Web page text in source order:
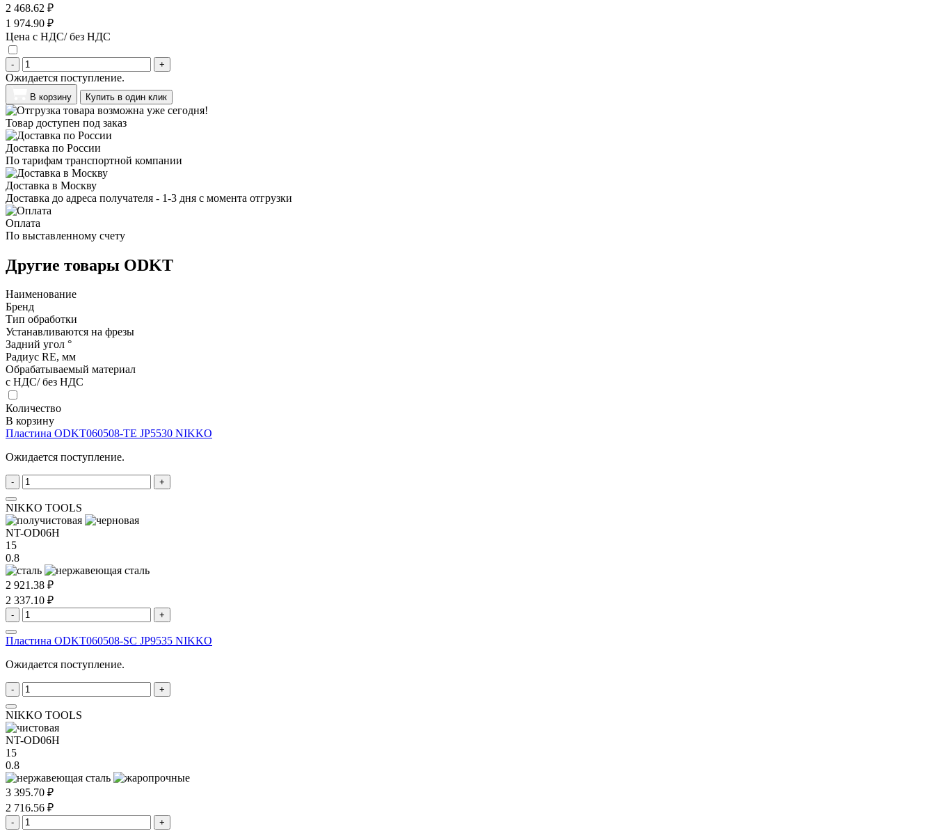
2 468.62 ₽
1 974.90 ₽
Цена с НДС/ без НДС
- +
Ожидается поступление.
В корзину Купить в один клик
Товар доступен под заказ
Доставка по России
По тарифам транспортной компании
Доставка в Москву
Доставка до адреса получателя - 1-3 дня с момента отгрузки
Оплата
По выставленному счету
Другие товары ODKT
Наименование
Бренд
Тип обработки
Устанавливаются на фрезы
Задний угол °
Радиус RE, мм
Обрабатываемый материал
с НДС/ без НДС
Количество
В корзину
Пластина ODKT060508-TE JP5530 NIKKO
Ожидается поступление.
- +
NIKKO TOOLS
NT-OD06H
15
0.8
2 921.38 ₽
2 337.10 ₽
- +
Пластина ODKT060508-SC JP9535 NIKKO
Ожидается поступление.
- +
NIKKO TOOLS
NT-OD06H
15
0.8
3 395.70 ₽
2 716.56 ₽
- +